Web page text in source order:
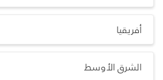
أفريقيا
الشرق الأوسط